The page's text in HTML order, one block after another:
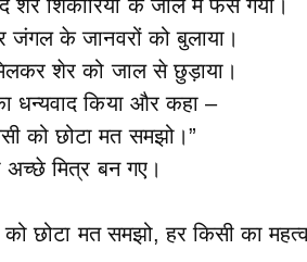
शेर शिकारियों के जाल में फँस गया।
जंगल के जानवरों को बुलाया।
शेर को जाल से छुड़ाया।
धन्यवाद किया और कहा –
को छोटा मत समझो।”
अच्छे मित्र बन गए।
को छोटा मत समझो, हर किसी का